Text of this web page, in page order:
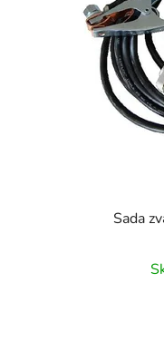
Sada